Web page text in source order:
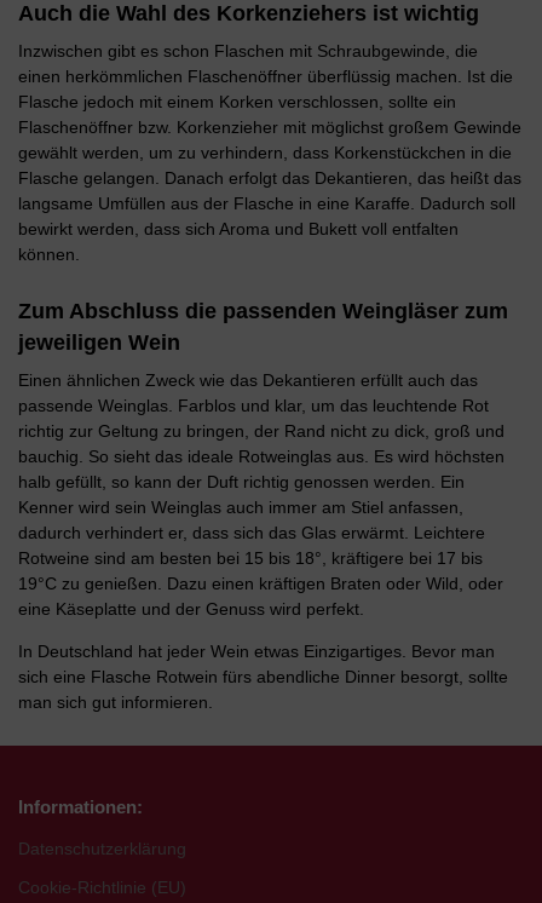
Auch die Wahl des Korkenziehers ist wichtig
Inzwischen gibt es schon Flaschen mit Schraubgewinde, die
einen herkömmlichen Flaschenöffner überflüssig machen. Ist die
Flasche jedoch mit einem Korken verschlossen, sollte ein
Flaschenöffner bzw. Korkenzieher mit möglichst großem Gewinde
gewählt werden, um zu verhindern, dass Korkenstückchen in die
Flasche gelangen. Danach erfolgt das Dekantieren, das heißt das
langsame Umfüllen aus der Flasche in eine Karaffe. Dadurch soll
bewirkt werden, dass sich Aroma und Bukett voll entfalten
können.
Zum Abschluss die passenden Weingläser zum
jeweiligen Wein
Einen ähnlichen Zweck wie das Dekantieren erfüllt auch das
passende Weinglas. Farblos und klar, um das leuchtende Rot
richtig zur Geltung zu bringen, der Rand nicht zu dick, groß und
bauchig. So sieht das ideale Rotweinglas aus. Es wird höchsten
halb gefüllt, so kann der Duft richtig genossen werden. Ein
Kenner wird sein Weinglas auch immer am Stiel anfassen,
dadurch verhindert er, dass sich das Glas erwärmt. Leichtere
Rotweine sind am besten bei 15 bis 18°, kräftigere bei 17 bis
19°C zu genießen. Dazu einen kräftigen Braten oder Wild, oder
eine Käseplatte und der Genuss wird perfekt.
In Deutschland hat jeder Wein etwas Einzigartiges. Bevor man
sich eine Flasche Rotwein fürs abendliche Dinner besorgt, sollte
man sich gut informieren.
Informationen:
Datenschutzerklärung
Cookie-Richtlinie (EU)